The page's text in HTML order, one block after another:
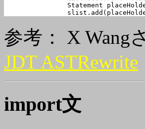
Statement
参考： X Wang
JDT ASTRewrite
import文